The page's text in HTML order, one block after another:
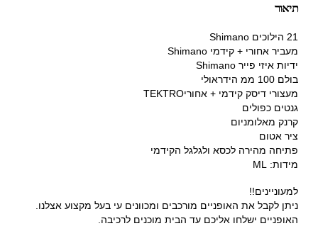
תיאור
21 הילוכים Shimano
מעביר אחורי + קידמי Shimano
ידיות איזי פייר Shimano
בולם 100 ממ הידראולי
מעצורי דיסק קידמי + אחוריTEKTRO
גנטים כפולים
קרנק מאלומניום
ציר אטום
פתיחה מהירה לכסא ולגלגל הקידמי
מידות: ML
למעוניינים!!
ניתן לקבל את האופניים מורכבים ומכוונים עי בעל מקצוע אצלנו.
האופניים ישלחו אליכם עד הבית מוכנים לרכיבה.